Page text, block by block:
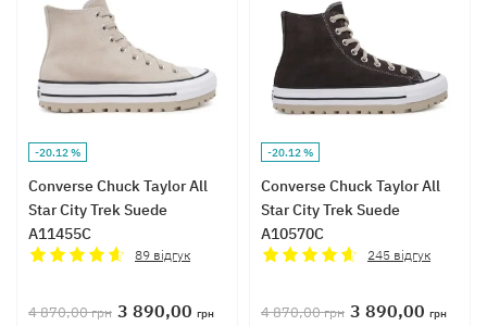
-20.12 %
Converse Chuck Taylor All
Star City Trek Suede
A11455C
89 відгук
4 870,00грн 3 890,00 грн
-20.12 %
Converse Chuck Taylor All
Star City Trek Suede
A10570C
245 відгук
4 870,00грн 3 890,00 грн